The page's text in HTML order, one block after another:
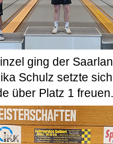
ging der
Schulz setzte
über Platz 1 freuen.